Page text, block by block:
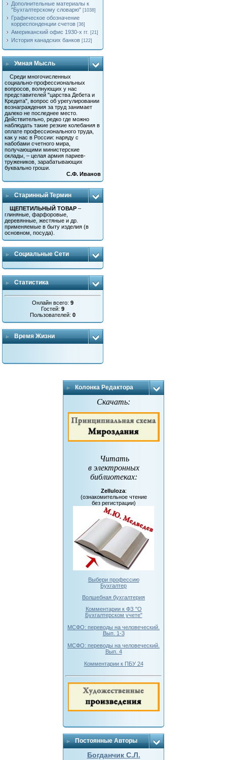
Дополнительные материалы к
"Бухгалтерскому словарю" [1038]
Графическое обозначение
корреспонденции счетов [36]
Американский офис 1930-х гг. [21]
История канадских банков [122]
Умная Мысль
Среди многочисленных
социально-профессиональных
вопросов, волнующих у нас
представителей "царства Дебета и
Кредита", вопрос об урегулировании
вознаграждения за труд занимает
далеко не последнее место.
Действительно, редко где можно
наблюдать такие резкие колебания в
оплате профессионального труда,
как у нас в России: наряду с
набобами счетного мира,
получающими министерские
оклады, – целая армия париев-
тружеников, зарабатывающих
буквально гроши.
С.Ф. Иванов
Старинный Термин
ЩЕПЕТИЛЬНЫЙ ТОВАР –
глиняные, фарфоровые,
деревянные, жестяные и др.
применяемые в быту изделия (в
основном, посуда).
Социальные Сети
Статистика
Онлайн всего:9
Гостей:9
Пользователей:0
Время Жизни
Колонка Редактора
Скачать:
Читать
в электронных
библиотеках:
Zelluloza:
(ознакомительное чтение
без регистрации)
Выбери профессию
Бухгалтер
Волшебная бухгалтерия
Комментарии к ФЗ "О
Бухгалтерском учете"
МСФО: переводы на человеческий.
Вып. 1-3
МСФО: переводы на человеческий.
Вып. 4
Комментарии к ПБУ 24
Постоянные Авторы
Богданчик С.Л.